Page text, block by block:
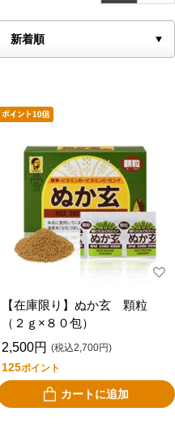
iSDG
しおナイン
ドリエル（エスエス
日本養蜂
白十字
ビオスリー
ド＆ビバレッジ
マルミ
万田酵素
森下仁丹
【在庫限り】ぬか玄 顆粒
（２ｇ×８０包）
2,500円 (税込2,700円)
125ポイント
カートに追加